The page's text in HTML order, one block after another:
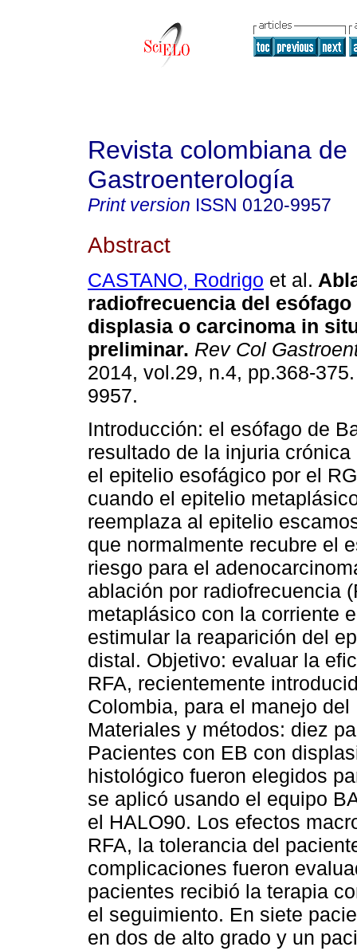
Revista colombiana de
Gastroenterología
Print version ISSN 0120-9957
Abstract
CASTANO, Rodrigo et al.
radiofrecuencia del
displasia o carcinoma in
preliminar. Rev Col
2014, vol.29, n.4, pp.368-
9957.
Introducción: el esófago de
resultado de la injuria
el epitelio esofágico por el
cuando el epitelio
reemplaza al epitelio
que normalmente recubre el
riesgo para el
ablación por radiofrecuencia
metaplásico con la corriente
estimular la reaparición del
distal. Objetivo: evaluar la
RFA, recientemente
Colombia, para el manejo
Materiales y métodos: diez
Pacientes con EB con
histológico fueron elegidos
se aplicó usando el equipo
el HALO90. Los efectos
RFA, la tolerancia del
complicaciones fueron
pacientes recibió la terapia
el seguimiento. En siete
en dos de alto grado y un